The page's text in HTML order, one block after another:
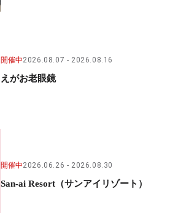
開催中2026.08.07 2026.08.16
えがお老眼鏡
開催中2026.06.26 2026.08.30
San-ai Resort（サンアイリゾート）